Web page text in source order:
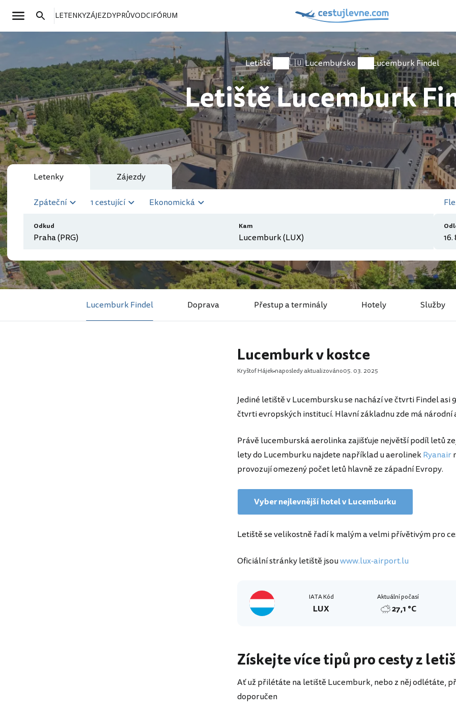
LETENKYZÁJEZDYPRŮVODCIFÓRUM
Letiště 🇱🇺 Lucembursko Lucemburk Findel
Letiště Lucemburk
Letenky Zájezdy
Zpáteční 1 cestující Ekonomická
Odkud Kam
Lucemburk Findel Doprava Přestup a terminály Hotely Služby
Lucemburk v kostce
Kryštof Hájek naposledy aktualizováno05. 03. 2025
Jediné letiště v Lucembursku se nachází ve čtvrti Findel asi
čtvrti evropských institucí. Hlavní základnu zde má
Právě lucemburská aerolinka zajišťuje největší podíl letů
lety do Lucemburku najdete například u aerolinekRyanair
provozují omezený počet letů hlavně ze západní Evropy.
Vyber nejlevnější hotel v Lucemburku
Letiště se velikostně řadí k malým a velmi přívětivým pro
Oficiální stránky letiště jsouwww.lux-airport.lu
IATA Kód
LUX
Aktuální počasí
27,1 °C
Získejte více tipů pro cesty z
Ať už přilétáte na letiště Lucemburk, nebo z něj odlétáte,
doporučen